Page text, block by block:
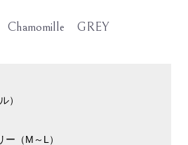
GREY
）
（M～L）